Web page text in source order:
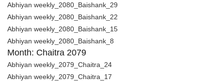
Abhiyan weekly_2080_Baishank_29
Abhiyan weekly_2080_Baishank_22
Abhiyan weekly_2080_Baishank_15
Abhiyan weekly_2080_Baishank_8
Month: Chaitra 2079
Abhiyan weekly_2079_Chaitra_24
Abhiyan weekly_2079_Chaitra_17